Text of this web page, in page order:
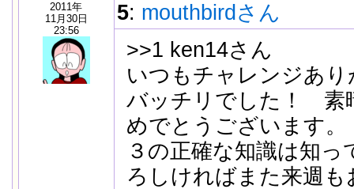
2011年
11月30日
23:56
5: mouthbirdさん
>>1 ken14さん
いつもチャレンジあ
バッチリでした！
めでとうございます。
３の正確な知識は知
ろしければまた来週